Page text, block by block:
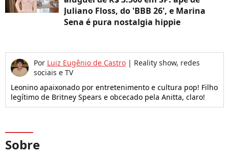
Juliano Floss, do 'BBB 26', e Marina
Sena é pura nostalgia hippie
Por Luiz Eugênio de Castro | Reality show, redes
sociais e TV
Leonino apaixonado por entretenimento e cultura pop! Filho
legítimo de Britney Spears e obcecado pela Anitta, claro!
Sobre